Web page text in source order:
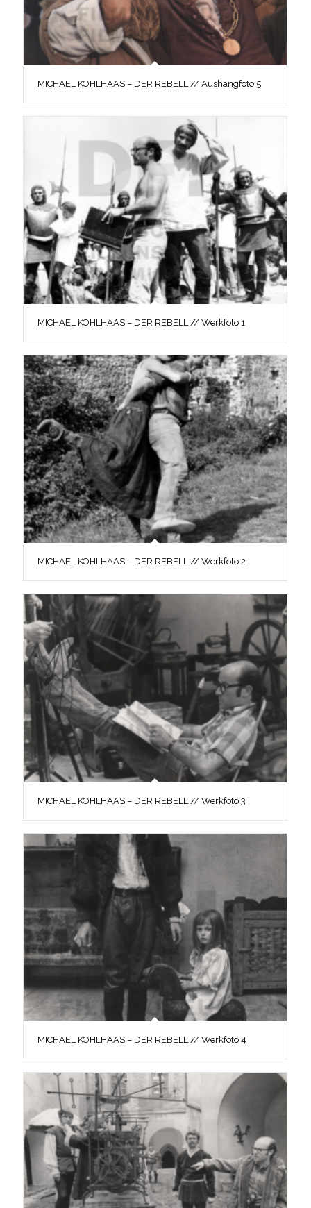
MICHAEL KOHLHAAS – DER REBELL // Aushangfoto 5
MICHAEL KOHLHAAS – DER REBELL // Werkfoto 1
MICHAEL KOHLHAAS – DER REBELL // Werkfoto 2
MICHAEL KOHLHAAS – DER REBELL // Werkfoto 3
MICHAEL KOHLHAAS – DER REBELL // Werkfoto 4